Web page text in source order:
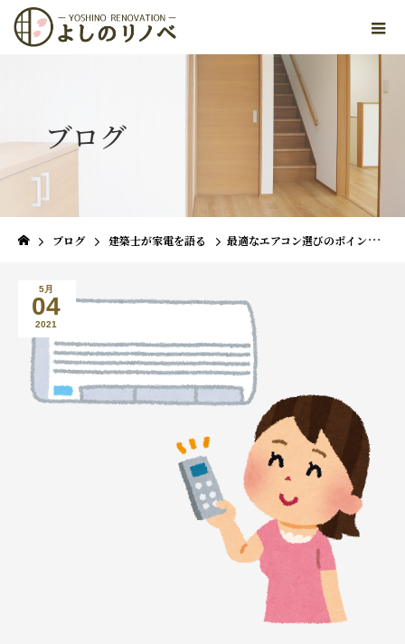
ブログ
ブログ 建築士が家電を語る 最適なエアコン選びのポイント４つと、エアコン選定支援ツールのご紹介
5月
04
2021